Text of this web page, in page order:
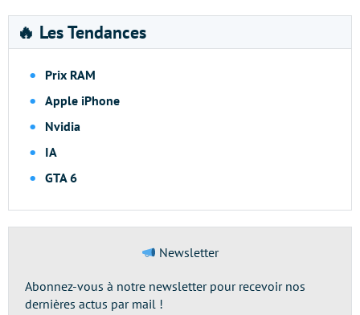
🔥 Les Tendances
Prix RAM
Apple iPhone
Nvidia
IA
GTA 6
Newsletter
Abonnez-vous à notre newsletter pour recevoir nos
dernières actus par mail !